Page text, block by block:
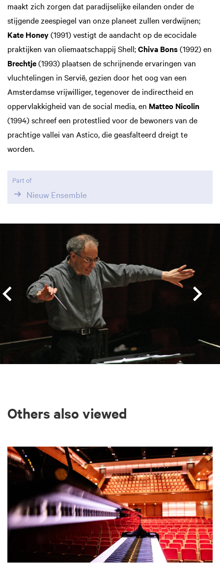
maakt zich zorgen dat paradijselijke eilanden onder de
stijgende zeespiegel van onze planeet zullen verdwijnen;
Kate Honey(1991) vestigt de aandacht op de ecocidale
praktijken van oliemaatschappij Shell;Chiva Bons(1992) en
Brechtje(1993) plaatsen de schrijnende ervaringen van
vluchtelingen in Servië, gezien door het oog van een
Amsterdamse vrijwilliger, tegenover de indirectheid en
oppervlakkigheid van de social media, en Matteo Nicolin
(1994) schreef een protestlied voor de bewoners van de
prachtige vallei van Astico, die geasfalteerd dreigt te
worden.
Part of
Nieuw Ensemble
Others also viewed